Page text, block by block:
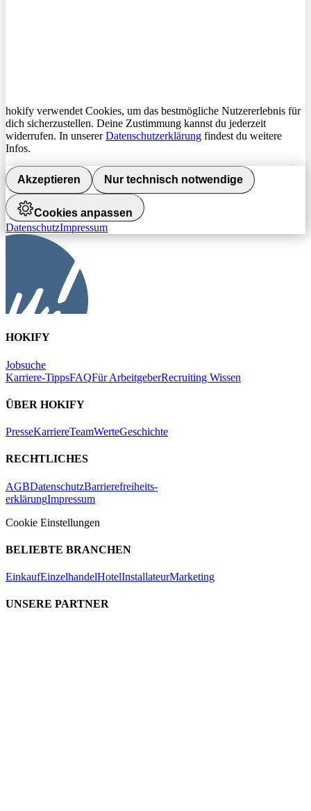
hokify verwendet Cookies, um das bestmögliche Nutzererlebnis für
dich sicherzustellen. Deine Zustimmung kannst du jederzeit
widerrufen. In unsererDatenschutzerklärung findest du weitere
Infos.
Akzeptieren Nur technisch notwendige
Cookies anpassen
DatenschutzImpressum
HOKIFY
Jobsuche
Karriere-TippsFAQFür ArbeitgeberRecruiting Wissen
ÜBER HOKIFY
PresseKarriereTeamWerteGeschichte
RECHTLICHES
AGBDatenschutzBarrierefreiheits-
erklärungImpressum
Cookie Einstellungen
BELIEBTE BRANCHEN
EinkaufEinzelhandelHotelInstallateurMarketing
UNSERE PARTNER